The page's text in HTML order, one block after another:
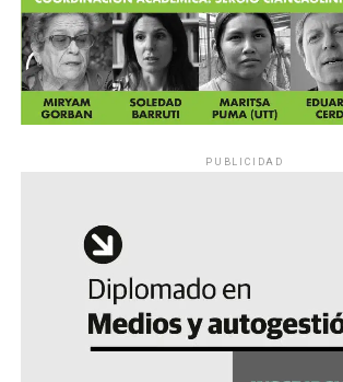
PUBLICIDAD